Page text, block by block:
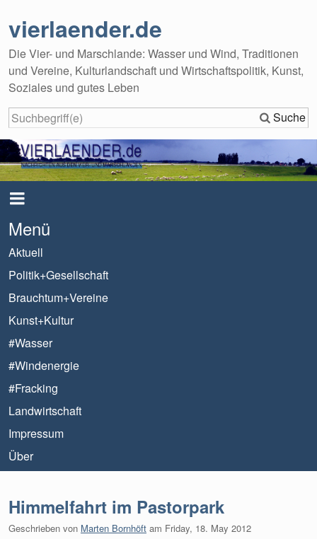
vierlaender.de
Die Vier- und Marschlande: Wasser und Wind, Traditionen
und Vereine, Kulturlandschaft und Wirtschaftspolitik, Kunst,
Soziales und gutes Leben
Suche
Menü
Aktuell
Politik+Gesellschaft
Brauchtum+Vereine
Kunst+Kultur
#Wasser
#Windenergie
#Fracking
Landwirtschaft
Impressum
Über
Himmelfahrt im Pastorpark
Geschrieben von Marten Bornhöft am Friday, 18. May 2012